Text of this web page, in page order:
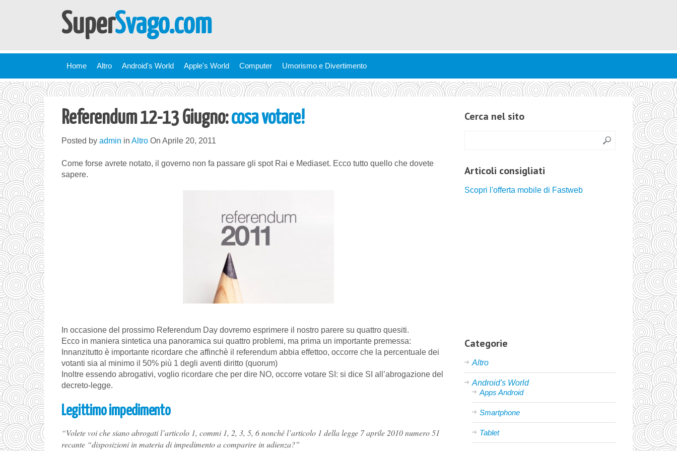
SuperSvago.com
Home Altro Android's World Apple's World Computer Umorismo e Divertimento
Referendum 12-13 Giugno:cosa votare!
Posted by admin in Altro On Aprile 20, 2011
Come forse avrete notato, il governo non fa passare gli spot Rai e Mediaset. Ecco tutto quello che dovete
sapere.
In occasione del prossimo Referendum Day dovremo esprimere il nostro parere su quattro quesiti.
Ecco in maniera sintetica una panoramica sui quattro problemi, ma prima un importante premessa:
Innanzitutto è importante ricordare che affinchè il referendum abbia effettoo, occorre che la percentuale dei
votanti sia al minimo il 50% più 1 degli aventi diritto (quorum)
Inoltre essendo abrogativi, voglio ricordare che per dire NO, occorre votare SI: si dice SI all’abrogazione del
decreto-legge.
Legittimo impedimento
“Volete voi che siano abrogati l’articolo 1, commi 1, 2, 3, 5, 6 nonché l’articolo 1 della legge 7 aprile 2010 numero 51
recante “disposizioni in materia di impedimento a comparire in udienza?”
Cerca nel sito
Articoli consigliati
Scopri l'offerta mobile di Fastweb
Categorie
Altro
Android's World
Apps Android
Smartphone
Tablet